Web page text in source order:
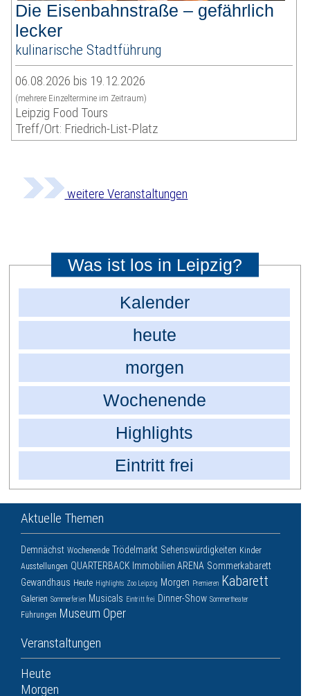
Die Eisenbahnstraße – gefährlich
lecker
kulinarische Stadtführung
06.08.2026 bis 19.12.2026
(mehrere Einzeltermine im Zeitraum)
Leipzig Food Tours
Treff/Ort: Friedrich-List-Platz
weitere Veranstaltungen
Was ist los in Leipzig?
Kalender
heute
morgen
Wochenende
Highlights
Eintritt frei
Aktuelle Themen
Demnächst Wochenende Trödelmarkt Sehenswürdigkeiten Kinder
Ausstellungen QUARTERBACK Immobilien ARENA Sommerkabarett
Gewandhaus Heute Highlights Zoo Leipzig Morgen Premieren Kabarett
Galerien Sommerferien Musicals Eintritt frei Dinner-Show Sommertheater
Führungen Museum Oper
Veranstaltungen
Heute
Morgen